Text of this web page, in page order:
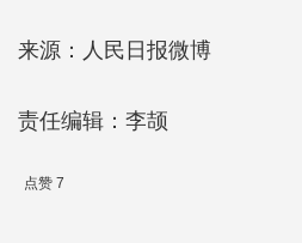
来源：人民日报微博
责任编辑：李颉
点赞 7